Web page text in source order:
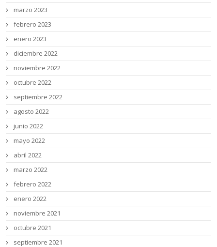
marzo 2023
febrero 2023
enero 2023
diciembre 2022
noviembre 2022
octubre 2022
septiembre 2022
agosto 2022
junio 2022
mayo 2022
abril 2022
marzo 2022
febrero 2022
enero 2022
noviembre 2021
octubre 2021
septiembre 2021